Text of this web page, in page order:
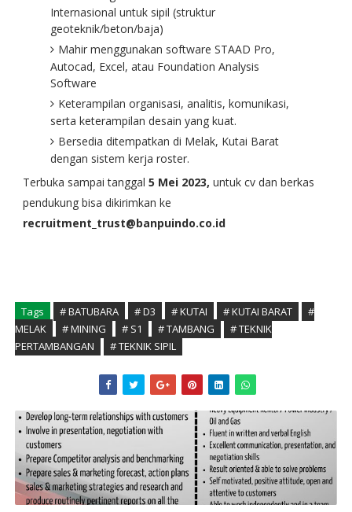
Internasional untuk sipil (struktur
geoteknik/beton/baja)
Mahir menggunakan software STAAD Pro,
Autocad, Excel, atau Foundation Analysis
Software
Keterampilan organisasi, analitis, komunikasi,
serta keterampilan desain yang kuat.
Bersedia ditempatkan di Melak, Kutai Barat
dengan sistem kerja roster.
Terbuka sampai tanggal 5 Mei 2023, untuk cv dan berkas
pendukung bisa dikirimkan ke
recruitment_trust@banpuindo.co.id
Tags # BATUBARA # D3 # KUTAI # KUTAI BARAT
#
MELAK
# MINING # S1 # TAMBANG
# TEKNIK
PERTAMBANGAN
# TEKNIK SIPIL